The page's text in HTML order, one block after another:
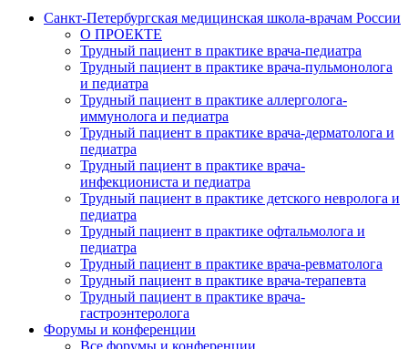
Санкт-Петербургская медицинская школа-врачам России
О ПРОЕКТЕ
Трудный пациент в практике врача-педиатра
Трудный пациент в практике врача-пульмонолога
и педиатра
Трудный пациент в практике аллерголога-
иммунолога и педиатра
Трудный пациент в практике врача-дерматолога и
педиатра
Трудный пациент в практике врача-
инфекциониста и педиатра
Трудный пациент в практике детского невролога и
педиатра
Трудный пациент в практике офтальмолога и
педиатра
Трудный пациент в практике врача-ревматолога
Трудный пациент в практике врача-терапевта
Трудный пациент в практике врача-
гастроэнтеролога
Форумы и конференции
Все форумы и конференции